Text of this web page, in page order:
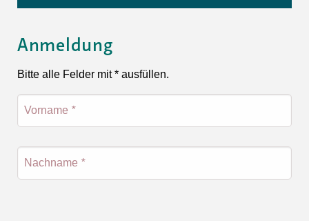
Anmeldung
Bitte alle Felder mit * ausfüllen.
Vorname *
Nachname *